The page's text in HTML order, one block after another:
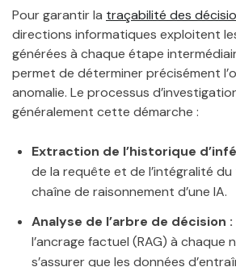
Pour garantir la traçabilité des
directions informatiques exploitent
générées à chaque étape
permet de déterminer précisément
anomalie. Le processus
généralement cette démarche :
Extraction de l’historique
de la requête et de l’intégralité
chaîne de raisonnement d’une IA.
Analyse de l’arbre de décision :
l’ancrage factuel (RAG) à
s’assurer que les données